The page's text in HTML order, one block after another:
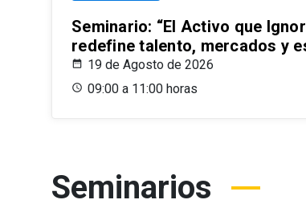
Seminario: “El Activo que
redefine talento, mercados y
19 de Agosto de 2026
09:00 a 11:00 horas
Seminarios